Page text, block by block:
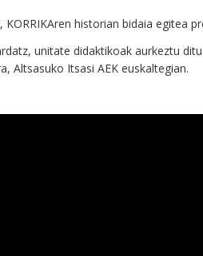
KORRIKAren historian bidaia egitea p
unitate didaktikoak aurkeztu
Altsasuko Itsasi AEK euskaltegian.